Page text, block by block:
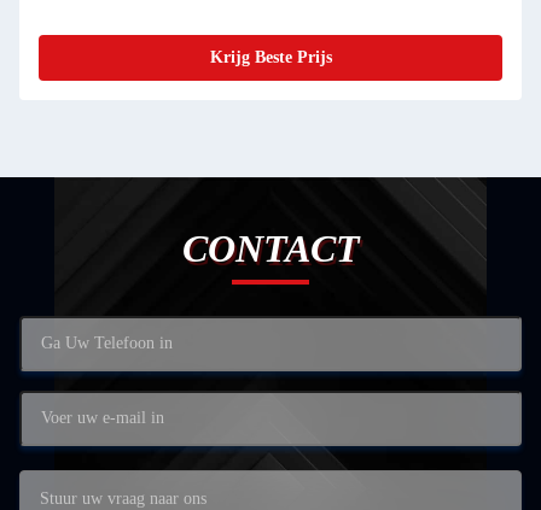
Krijg Beste Prijs
CONTACT